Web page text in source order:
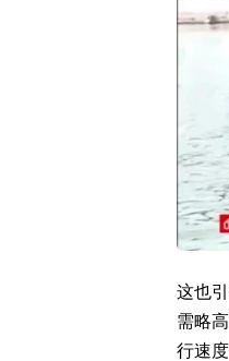
这也
需略
行速